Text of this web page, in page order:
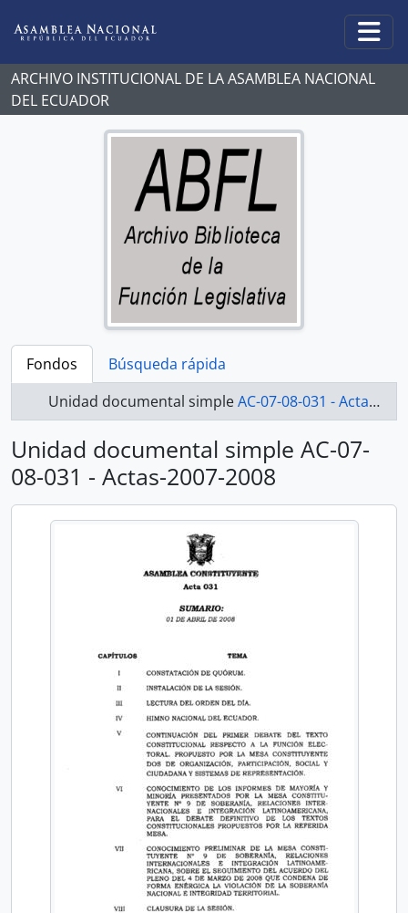
ARCHIVO INSTITUCIONAL DE LA ASAMBLEA NACIONAL
DEL ECUADOR
Fondos
Búsqueda rápida
Unidad documental simpleAC-07-08-031 - Actas-2007-2008
Unidad documental simple AC-07-
08-031 - Actas-2007-2008